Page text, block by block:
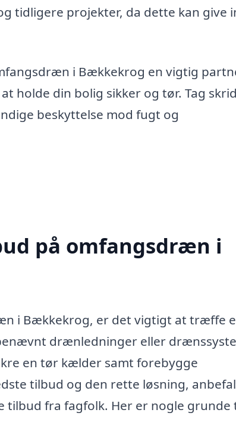
tidligere projekter, da dette kan give
i Bækkekrog en vigtig
holde din bolig sikker og tør. Tag
beskyttelse mod fugt og
på omfangsdræn i
i Bækkekrog, er det vigtigt at træffe
drænledninger eller
en tør kælder samt forebygge
tilbud og den rette løsning,
fra fagfolk. Her er nogle grunde